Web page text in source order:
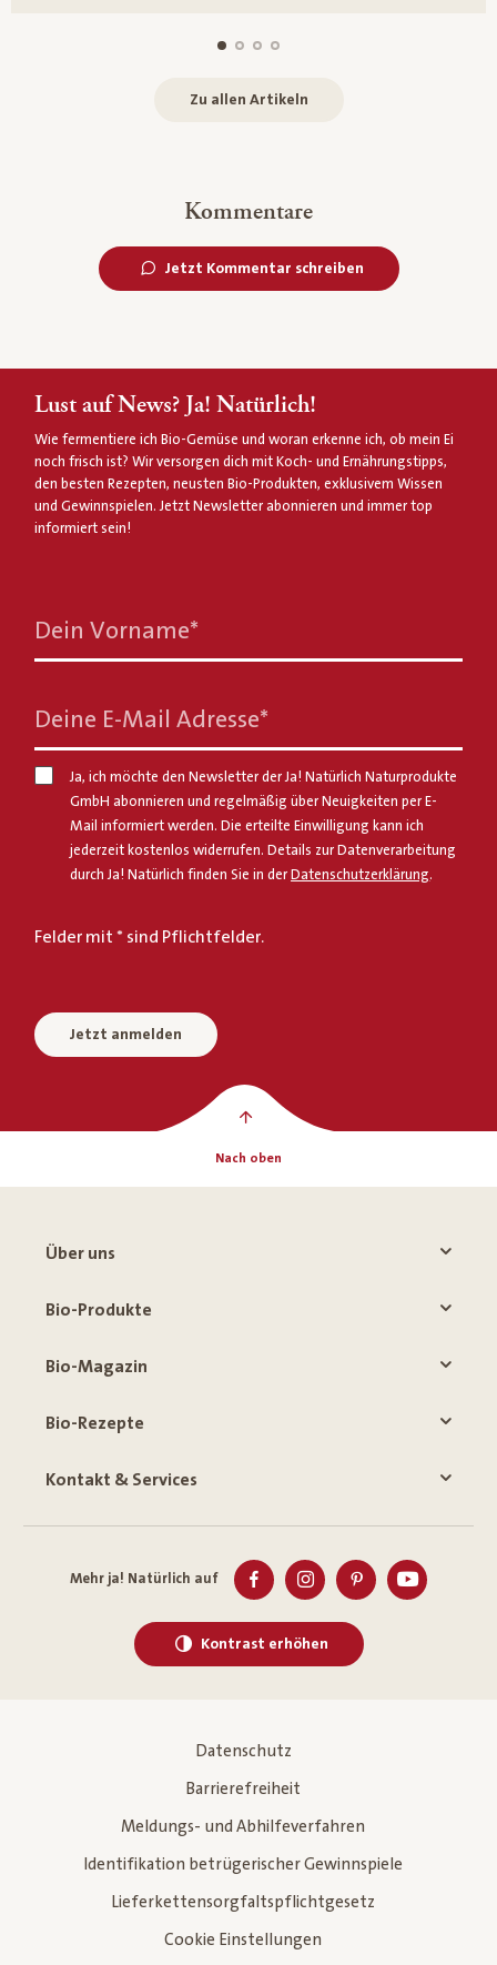
Zu allen Artikeln
Kommentare
Jetzt Kommentar schreiben
Lust auf News? Ja! Natürlich!
Wie fermentiere ich Bio-Gemüse und woran erkenne ich, ob mein Ei
noch frisch ist? Wir versorgen dich mit Koch- und Ernährungstipps,
den besten Rezepten, neusten Bio-Produkten, exklusivem Wissen
und Gewinnspielen. Jetzt Newsletter abonnieren und immer top
informiert sein!
Dein Vorname*
Deine E-Mail Adresse*
Ja, ich möchte den Newsletter der Ja! Natürlich Naturprodukte
GmbH abonnieren und regelmäßig über Neuigkeiten per E-
Mail informiert werden. Die erteilte Einwilligung kann ich
jederzeit kostenlos widerrufen. Details zur Datenverarbeitung
durch Ja! Natürlich finden Sie in derDatenschutzerklärung.
Felder mit * sind Pflichtfelder.
Jetzt anmelden
Nach oben
Über uns
Bio-Produkte
Bio-Magazin
Bio-Rezepte
Kontakt & Services
Mehr ja! Natürlich auf
Kontrast erhöhen
Datenschutz
Barrierefreiheit
Meldungs- und Abhilfeverfahren
Identifikation betrügerischer Gewinnspiele
Lieferkettensorgfaltspflichtgesetz
Cookie Einstellungen